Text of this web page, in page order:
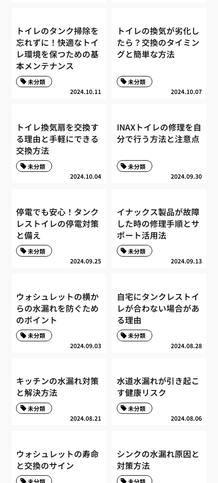
トイレのタンク掃除を
忘れずに！快適なトイ
レ環境を保つための基
本メンテナンス
2024.10.11
未分類
トイレの換気が劣化し
たら？交換のタイミン
グと簡単な方法
2024.10.07
未分類
トイレ換気扇を交換す
る理由と手軽にできる
交換方法
2024.10.04
未分類
INAXトイレの修理を自
分で行う方法と注意点
2024.09.30
未分類
停電でも安心！タンク
レストイレの停電対策
と備え
2024.09.25
未分類
イナックス製品が故障
した時の修理手順とサ
ポート活用法
2024.09.13
未分類
ウォシュレットの横か
らの水漏れを防ぐため
のポイント
2024.09.03
未分類
自宅にタンクレストイ
レが合わない場合があ
る理由
2024.08.28
未分類
キッチンの水漏れ対策
と解決方法
2024.08.21
未分類
水道水漏れが引き起こ
す健康リスク
2024.08.06
未分類
ウォシュレットの寿命
と交換のサイン
未分類
シンクの水漏れ原因と
対策方法
未分類